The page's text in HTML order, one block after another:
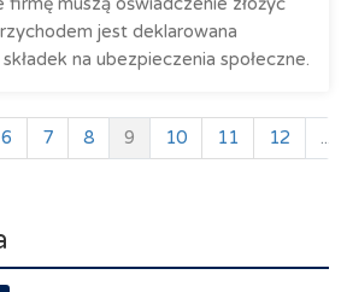
jest deklarowana
na ubezpieczenia społeczne.
6 7 8 9 10 11 12 ...